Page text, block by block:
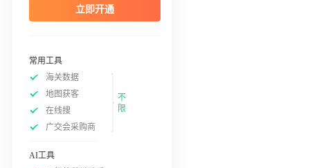
立即开通
常用工具
海关数据
地图获客
在线搜
广交会采购商
不
限
AI工具